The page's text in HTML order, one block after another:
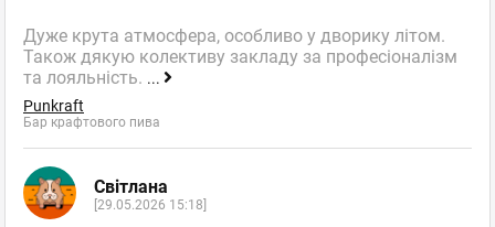
Дуже крута атмосфера, особливо у дворику літом.
Також дякую колективу закладу за професіоналізм
та лояльність. ...
Punkraft
Бар крафтового пива
Світлана
[29.05.2026 15:18]